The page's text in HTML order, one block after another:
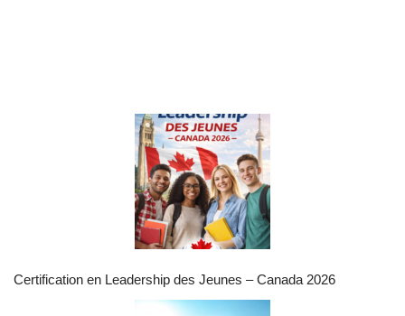
Certification en Leadership des Jeunes – Canada 2026